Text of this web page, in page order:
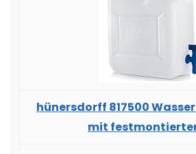
hünersdorff 817500
mit